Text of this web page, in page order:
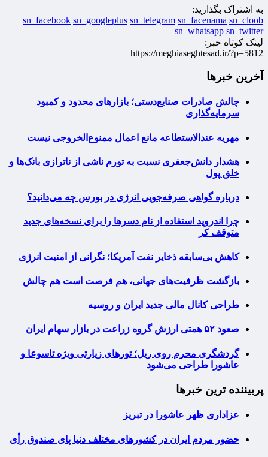
به اشتراک بگذارید:
sn_facebook sn_googleplus sn_telegram sn_facenama sn_cloob
sn_whatsapp sn_twitter
لینک کوتاه خبر:
https://meghiaseghtesad.ir/?p=5812
آخرین خبرها
چالش صادرات صنایع‌دستی؛ بازارهای محدود و کمبود
سرمایه‌گذاری
مهریه عندالاستطاعه مانع اعمال ممنوع‌الخروجی نیست
هشدار دانش‌جعفری نسبت به تورم ناشی از ناترازی بانک‌ها و
خلق پول
درباره گواهی صرفه‌جویی انرژی در بورس چه می‌دانید؟
چرا اندروید استفاده از نام دسرها را برای نسخه‌های جدید
متوقف کر
کاهش بی‌سابقه ذخایر نفت آمریکا؛ نگرانی از امنیت انرژی
بازگشت ظرفیت‌های جهانی، هم فرصت است هم چالش
طراحی کانال مالی جدید ایران و روسیه
صعود ۵۲ همتی ارزش گروه زراعت در بازار سهام ایران
گردشگری محرم روی ریل؛ تورهای زیارتی ویژه تاسوعا و
عاشورا طراحی می‌شود
پربیننده ترین خبرها
عزاداری ظهر عاشورا در تبریز
حضور مردم ایران در کشورهای مختلف دنیا پای صندوق رأی